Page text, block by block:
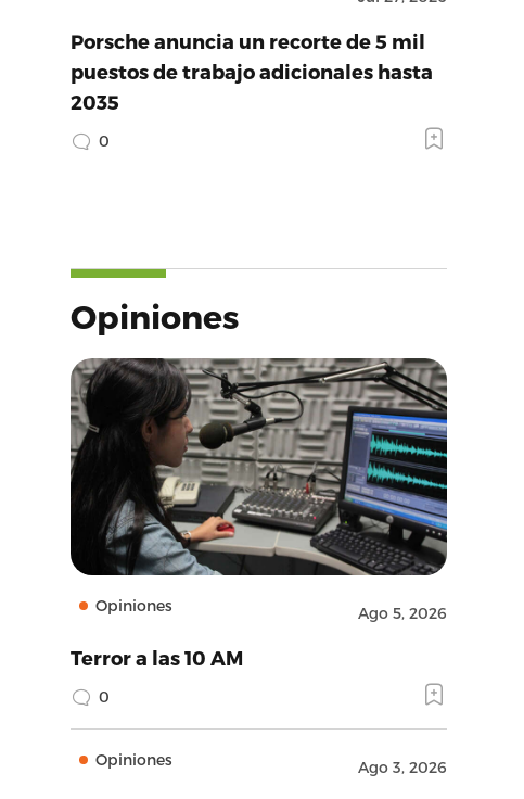
Porsche anuncia un recorte de 5 mil
puestos de trabajo adicionales hasta
2035
0
Opiniones
Opiniones Ago 5, 2026
Terror a las 10 AM
0
Opiniones Ago 3, 2026